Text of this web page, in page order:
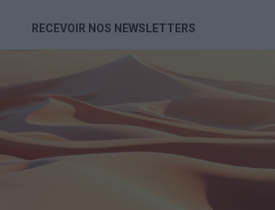
RECEVOIR NOS NEWSLETTERS